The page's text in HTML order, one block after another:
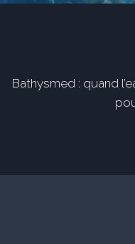
Bathysmed : quand